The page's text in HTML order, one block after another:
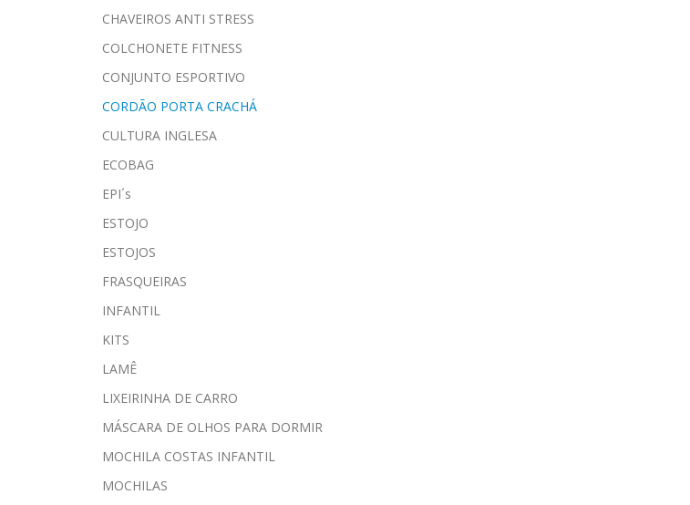
CHAVEIROS ANTI STRESS
COLCHONETE FITNESS
CONJUNTO ESPORTIVO
CORDÃO PORTA CRACHÁ
CULTURA INGLESA
ECOBAG
EPI´s
ESTOJO
ESTOJOS
FRASQUEIRAS
INFANTIL
KITS
LAMÊ
LIXEIRINHA DE CARRO
MÁSCARA DE OLHOS PARA DORMIR
MOCHILA COSTAS INFANTIL
MOCHILAS